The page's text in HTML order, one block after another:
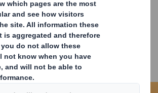
bij één-op-één stapeling
big bags en kunststof containers
maximale opslagruimte en